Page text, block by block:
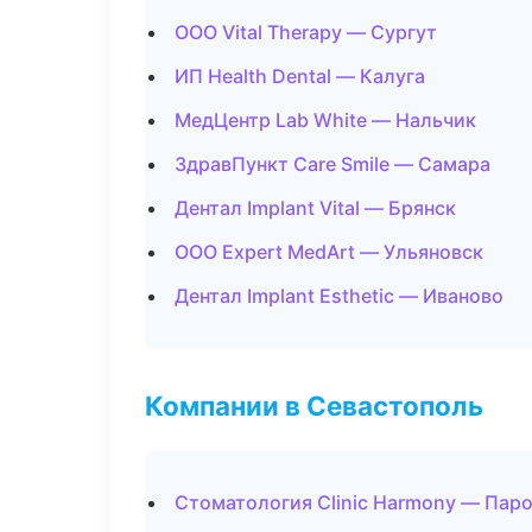
ООО Vital Therapy — Сургут
ИП Health Dental — Калуга
МедЦентр Lab White — Нальчик
ЗдравПункт Care Smile — Самара
Дентал Implant Vital — Брянск
ООО Expert MedArt — Ульяновск
Дентал Implant Esthetic — Иваново
Компании в Севастополь
Стоматология Clinic Harmony —